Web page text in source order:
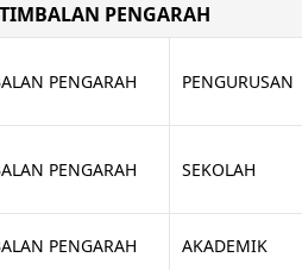
PENGARAH
PENGARAH PENGURUSAN
PENGARAH SEKOLAH
PENGARAH AKADEMIK